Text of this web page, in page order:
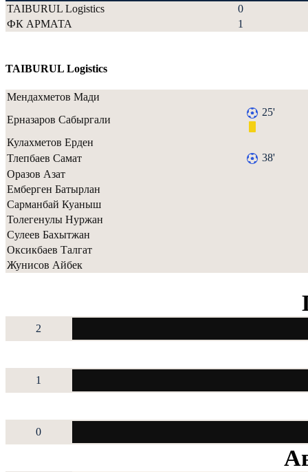
TAIBURUL Logistics
0
ФК АРМАТА
1
TAIBURUL Logistics
Мендахметов Мади
Ерназаров Сабыргали
25'
Кулахметов Ерден
Тлепбаев Самат
38'
Оразов Азат
Емберген Батырлан
Сарманбай Куаныш
Толегенулы Нуржан
Сулеев Бахытжан
Оксикбаев Талгат
Жунисов Айбек
2
1
0